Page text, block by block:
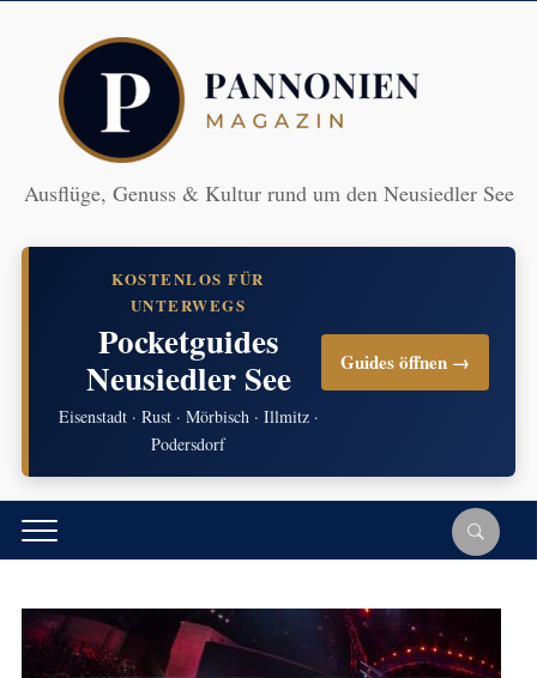
Ausflüge, Genuss & Kultur rund um den Neusiedler See
KOSTENLOS FÜR
UNTERWEGS
Pocketguides
Neusiedler See
Eisenstadt · Rust · Mörbisch · Illmitz ·
Podersdorf
Guides öffnen →